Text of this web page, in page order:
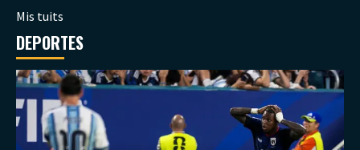
Mis tuits
DEPORTES